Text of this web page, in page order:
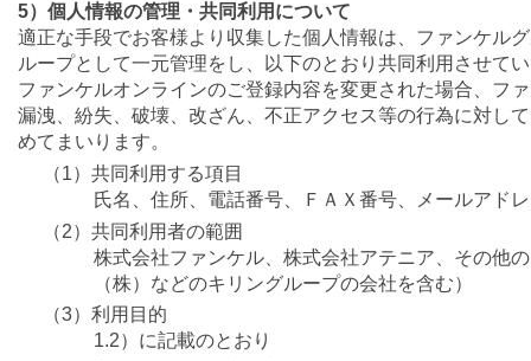
5）個人情報の管理・共同利用について
適正な手段でお客様より収集した個人情報は、ファンケル
ループとして一元管理をし、以下のとおり共同利用させて
ファンケルオンラインのご登録内容を変更された場合、フ
漏洩、紛失、破壊、改ざん、不正アクセス等の行為に対し
めてまいります。
（1）共同利用する項目
氏名、住所、電話番号、ＦＡＸ番号、メールアド
（2）共同利用者の範囲
株式会社ファンケル、株式会社アテニア、その他
（株）などのキリングループの会社を含む）
（3）利用目的
1.2）に記載のとおり